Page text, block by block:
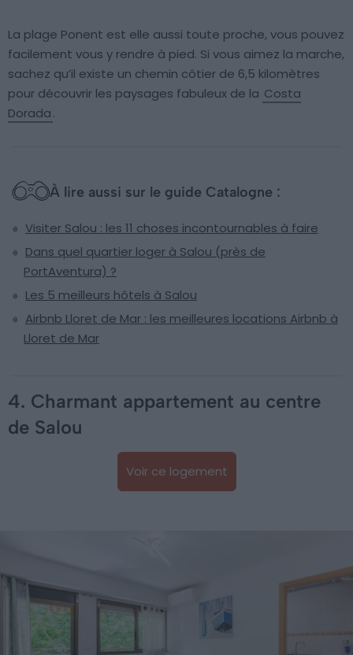
La plage Ponent est elle aussi toute proche, vous pouvez
facilement vous y rendre à pied. Si vous aimez la marche,
sachez qu’il existe un chemin côtier de 6,5 kilomètres
pour découvrir les paysages fabuleux de la Costa
Dorada.
À lire aussi sur le guide Catalogne :
Visiter Salou : les 11 choses incontournables à faire
Dans quel quartier loger à Salou (près de
PortAventura) ?
Les 5 meilleurs hôtels à Salou
Airbnb Lloret de Mar : les meilleures locations Airbnb à
Lloret de Mar
4. Charmant appartement au centre
de Salou
Voir ce logement